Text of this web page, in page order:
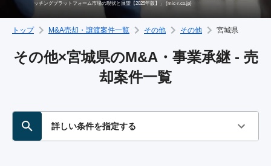
成約事例
M&A専門家の方へ
ッチングプラットフォーム市場の現状と展望【2025年版】」 (mic-r.co.jp)
トップ M&A売却・譲渡案件一覧 その他 その他 宮城県
その他×宮城県のM&A・事業承継 - 売
却案件一覧
詳しい条件を指定する